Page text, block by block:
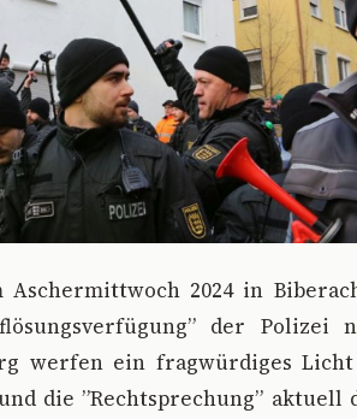
2024 in
der Polizei
werfen ein fragwürdiges
die ”Rechtsprechung” aktuell